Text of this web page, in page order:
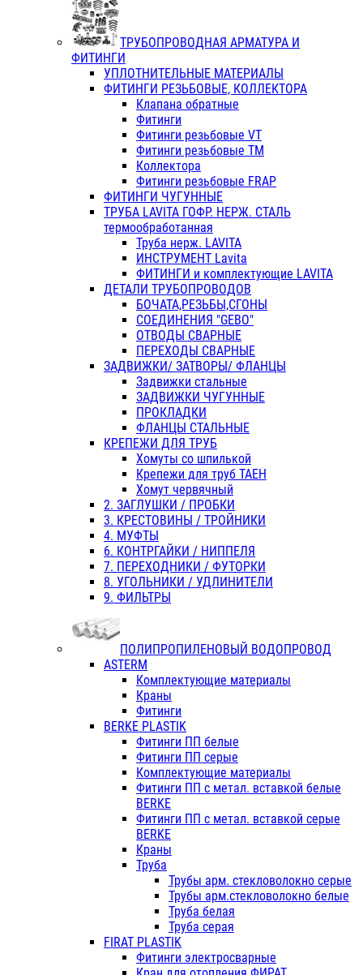
ТРУБОПРОВОДНАЯ АРМАТУРА И
ФИТИНГИ
УПЛОТНИТЕЛЬНЫЕ МАТЕРИАЛЫ
ФИТИНГИ РЕЗЬБОВЫЕ, КОЛЛЕКТОРА
Клапана обратные
Фитинги
Фитинги резьбовые VT
Фитинги резьбовые ТМ
Коллектора
Фитинги резьбовые FRAP
ФИТИНГИ ЧУГУННЫЕ
ТРУБА LAVITA ГОФР. НЕРЖ. СТАЛЬ
термообработанная
Труба нерж. LAVITA
ИНСТРУМЕНТ Lavita
ФИТИНГИ и комплектующие LAVITA
ДЕТАЛИ ТРУБОПРОВОДОВ
БОЧАТА,РЕЗЬБЫ,СГОНЫ
СОЕДИНЕНИЯ "GEBO"
ОТВОДЫ СВАРНЫЕ
ПЕРЕХОДЫ СВАРНЫЕ
ЗАДВИЖКИ/ ЗАТВОРЫ/ ФЛАНЦЫ
Задвижки стальные
ЗАДВИЖКИ ЧУГУННЫЕ
ПРОКЛАДКИ
ФЛАНЦЫ СТАЛЬНЫЕ
КРЕПЕЖИ ДЛЯ ТРУБ
Хомуты со шпилькой
Крепежи для труб ТАЕН
Хомут червячный
2. ЗАГЛУШКИ / ПРОБКИ
3. КРЕСТОВИНЫ / ТРОЙНИКИ
4. МУФТЫ
6. КОНТРГАЙКИ / НИППЕЛЯ
7. ПЕРЕХОДНИКИ / ФУТОРКИ
8. УГОЛЬНИКИ / УДЛИНИТЕЛИ
9. ФИЛЬТРЫ
ПОЛИПРОПИЛЕНОВЫЙ ВОДОПРОВОД
ASTERM
Комплектующие материалы
Краны
Фитинги
BERKE PLASTIK
Фитинги ПП белые
Фитинги ПП серые
Комплектующие материалы
Фитинги ПП с метал. вставкой белые
BERKE
Фитинги ПП с метал. вставкой серые
BERKE
Краны
Труба
Трубы арм. стекловолокно серые
Трубы арм.стекловолокно белые
Труба белая
Труба серая
FIRAT PLASTIK
Фитинги электросварные